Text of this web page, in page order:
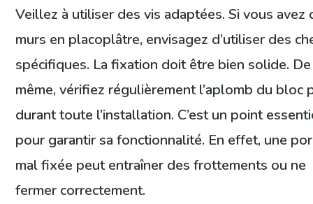
Veillez à utiliser des vis adaptées. Si vous avez
murs en placoplâtre, envisagez d’utiliser des
spécifiques. La fixation doit être bien solide. De
même, vérifiez régulièrement l’aplomb du bloc
durant toute l’installation. C’est un point
pour garantir sa fonctionnalité. En effet, une
mal fixée peut entraîner des frottements ou ne
fermer correctement.